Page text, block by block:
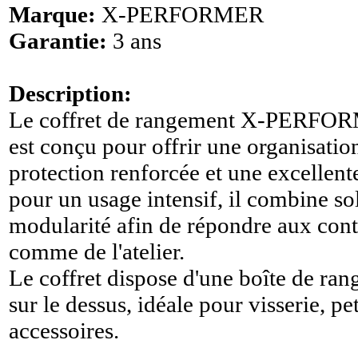
Marque: X-PERFORMER
Garantie: 3 ans
Description:
Le coffret de rangement X-
est conçu pour offrir une
protection renforcée et une
pour un usage intensif, il combine
modularité afin de répondre aux
comme de l'atelier.
Le coffret dispose d'une boîte de
sur le dessus, idéale pour visserie,
accessoires.